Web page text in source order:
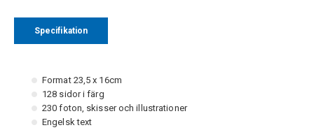
Specifikation
Format 23,5 x 16cm
128 sidor i färg
230 foton, skisser och illustrationer
Engelsk text